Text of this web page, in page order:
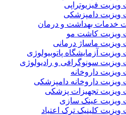
ویزیت فیزیوتراپی
ویزیت دامپزشکی
خدمات بهداشت و درمان
ویزیت کاشت مو
ویزیت ماساژ درمانی
ویزیت آزمایشگاه پاتوبیولوژی
ویزیت سونوگرافی و رادیولوژی
ویزیت داروخانه
ویزیت داروخانه دامپزشکی
ویزیت تجهیزات پزشکی
ویزیت عینک سازی
ویزیت کلینیک ترک اعتیاد